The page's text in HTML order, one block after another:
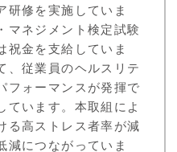
研修を実施していま
マネジメント検定試験
祝金を支給していま
、従業員のヘルスリテ
フォーマンスが発揮で
ています。本取組によ
る高ストレス者率が減
減につながっていま